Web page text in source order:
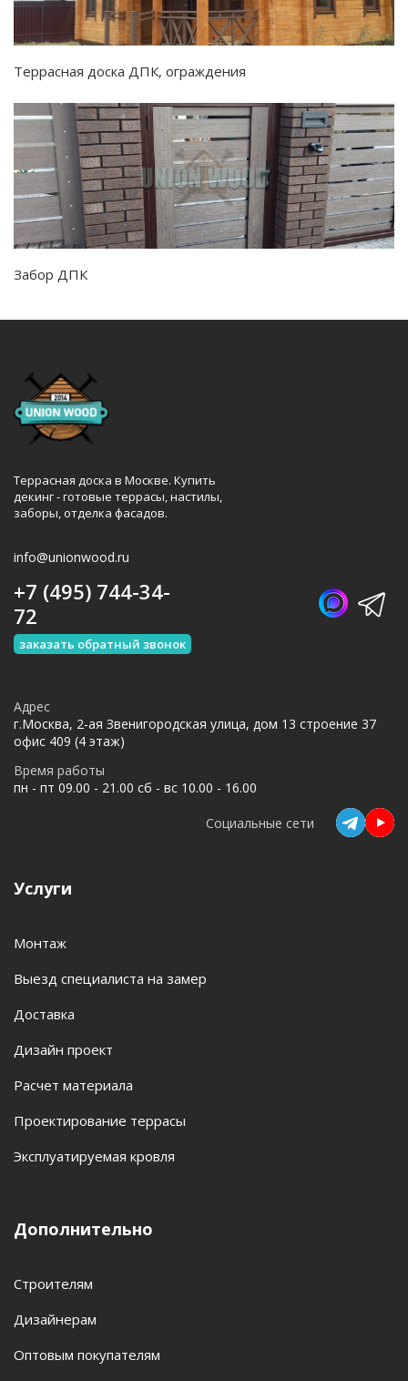
Террасная доска ДПК, ограждения
Забор ДПК
Террасная доска в Москве. Купить
декинг - готовые террасы, настилы,
заборы, отделка фасадов.
info@unionwood.ru
Услуги
Монтаж
Выезд специалиста на замер
Доставка
Дизайн проект
Расчет материала
Проектирование террасы
Эксплуатируемая кровля
Дополнительно
Строителям
Дизайнерам
Оптовым покупателям
+7 (495) 744-34-
72
заказать обратный звонок
Адрес
г.Москва, 2-ая Звенигородская улица, дом 13 строение 37
офис 409 (4 этаж)
Время работы
пн - пт 09.00 - 21.00 сб - вс 10.00 - 16.00
Социальные сети